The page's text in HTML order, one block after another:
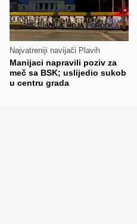
Najvatreniji navijači Plavih
Manijaci napravili poziv za
meč sa BSK; uslijedio sukob
u centru grada